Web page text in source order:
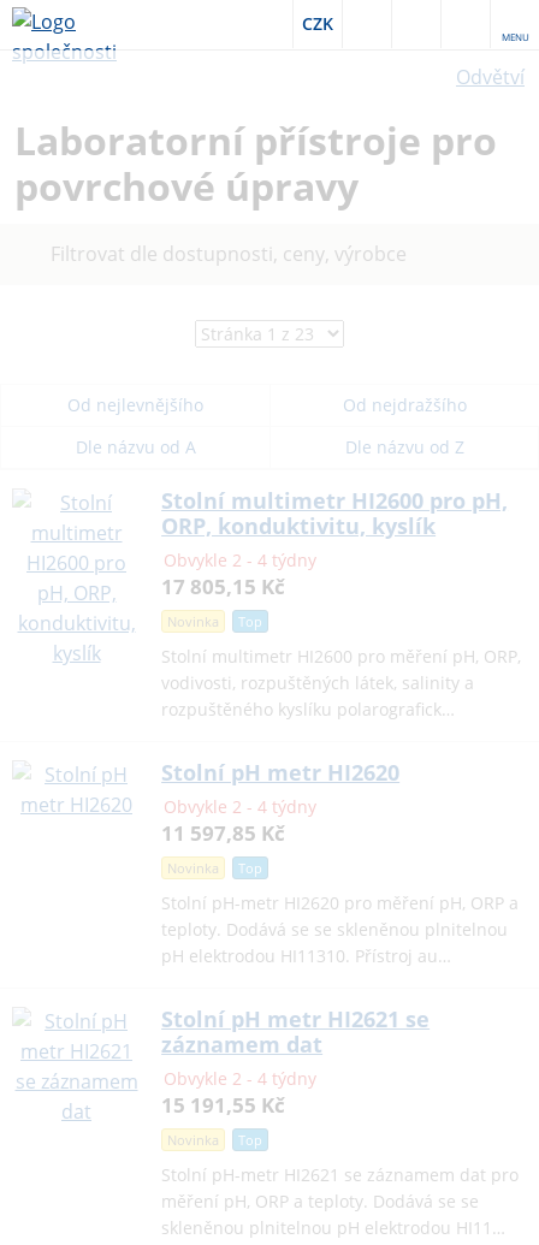
CZK
MENU
Odvětví
Laboratorní přístroje pro
povrchové úpravy
Filtrovat dle dostupnosti, ceny, výrobce
Od nejlevnějšího
Od nejdražšího
Dle názvu od A
Dle názvu od Z
Stolní multimetr HI2600 pro pH,
ORP, konduktivitu, kyslík
Obvykle 2 - 4 týdny
17 805,15 Kč
Novinka Top
Stolní multimetr HI2600 pro měření pH, ORP,
vodivosti, rozpuštěných látek, salinity a
rozpuštěného kyslíku polarografick…
Stolní pH metr HI2620
Obvykle 2 - 4 týdny
11 597,85 Kč
Novinka Top
Stolní pH-metr HI2620 pro měření pH, ORP a
teploty. Dodává se se skleněnou plnitelnou
pH elektrodou HI11310. Přístroj au…
Stolní pH metr HI2621 se
záznamem dat
Obvykle 2 - 4 týdny
15 191,55 Kč
Novinka Top
Stolní pH-metr HI2621 se záznamem dat pro
měření pH, ORP a teploty. Dodává se se
skleněnou plnitelnou pH elektrodou HI11…